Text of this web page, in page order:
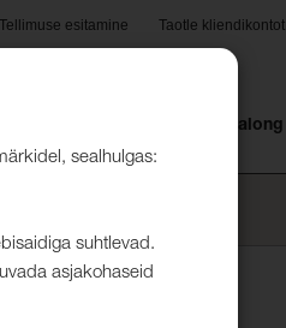
Tellimuse esitamine Taotle kliendikontot
Müügisalong
sealhulgas:
suhtlevad.
asjakohaseid